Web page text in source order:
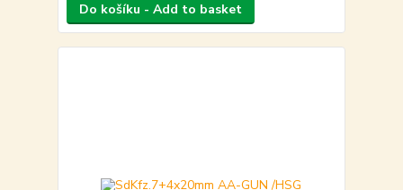
Do košíku - Add to basket